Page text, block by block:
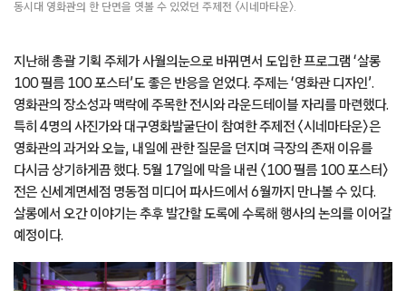
동시대 영화관의 한 단면을 엿볼 수 있었던 주제전 〈시네마타운〉.
지난해 총괄 기획 주체가 사월의눈으로 바뀌면서 도입한 프로그램 ‘살롱
100 필름 100 포스터’도 좋은 반응을 얻었다. 주제는 ‘영화관 디자인’.
영화관의 장소성과 맥락에 주목한 전시와 라운드테이블 자리를 마련했다.
특히 4명의 사진가와 대구영화발굴단이 참여한 주제전 〈시네마타운〉은
영화관의 과거와 오늘, 내일에 관한 질문을 던지며 극장의 존재 이유를
다시금 상기하게끔 했다. 5월 17일에 막을 내린 〈100 필름 100 포스터〉
전은 신세계면세점 명동점 미디어 파사드에서 6월까지 만나볼 수 있다.
살롱에서 오간 이야기는 추후 발간할 도록에 수록해 행사의 논의를 이어갈
예정이다.